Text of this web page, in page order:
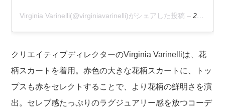
Virginia Varinelli(@virginiavarinelli)がシェアした投稿 –2020年 7月月1日午前1時17分PDT
クリエイティブディレクターのVirginia Varinelliは、花
柄スカートを着用。赤色の大きな花柄スカートに、トッ
プスも赤をセレクトすることで、より花柄の鮮明さを演
出。セレブ感たっぷりのラグジュアリー感を放つコーデ